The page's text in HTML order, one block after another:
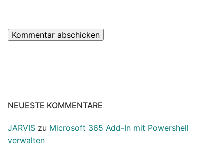
NEUESTE KOMMENTARE
JARVIS zu Microsoft 365 Add-In mit Powershell
verwalten